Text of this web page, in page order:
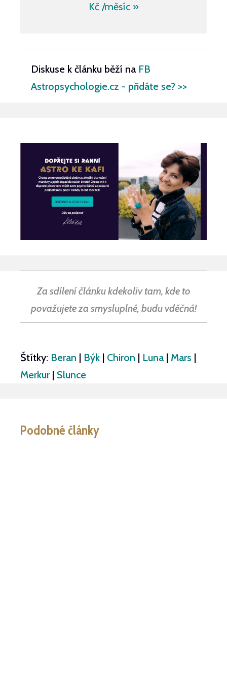
Kč /​měsíc »
Diskuse k článku běží na FB
Astropsychologie.cz - přidáte se? >>
Za sdílení článku kdekoliv tam, kde to
považujete za smysluplné, budu vděčná!
Štítky: Beran | Býk | Chiron | Luna| Mars |
Merkur| Slunce
Podobné články